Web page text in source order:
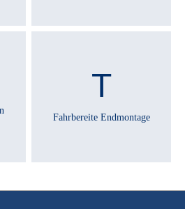
Fahrbereite Endmontage